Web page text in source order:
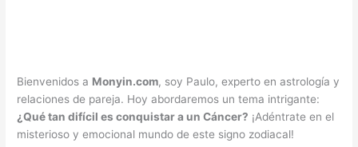
Bienvenidos a Monyin.com, soy Paulo, experto en astrología y
relaciones de pareja. Hoy abordaremos un tema intrigante:
¿Qué tan difícil es conquistar a un Cáncer? ¡Adéntrate en el
misterioso y emocional mundo de este signo zodiacal!